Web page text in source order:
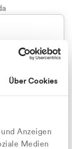
Über Cookies
Anzeigen
Medien